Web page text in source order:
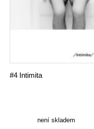
#4 Intimita
není skladem